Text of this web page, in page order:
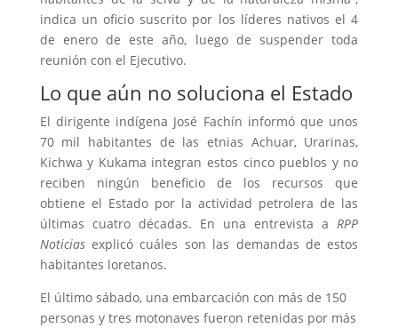
indica un oficio suscrito por los líderes nativos el 4
de enero de este año, luego de suspender toda
reunión con el Ejecutivo.
Lo que aún no soluciona el Estado
El dirigente indígena José Fachín informó que unos
70 mil habitantes de las etnias Achuar, Urarinas,
Kichwa y Kukama integran estos cinco pueblos y no
reciben ningún beneficio de los recursos que
obtiene el Estado por la actividad petrolera de las
últimas cuatro décadas. En una entrevista a RPP
Noticiasexplicó cuáles son las demandas de estos
habitantes loretanos.
El último sábado, una embarcación con más de 150
personas y tres motonaves fueron retenidas por más